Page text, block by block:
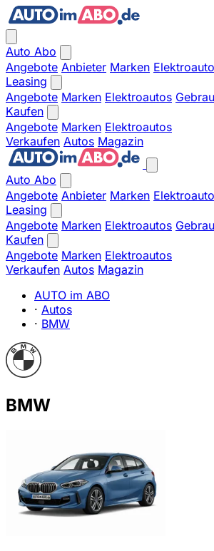
Auto Abo
Angebote Anbieter Marken
Leasing
Angebote Marken Elektroautos
Kaufen
Angebote Marken Elektroautos
Verkaufen Autos Magazin
Auto Abo
Angebote Anbieter Marken
Leasing
Angebote Marken Elektroautos
Kaufen
Angebote Marken Elektroautos
Verkaufen Autos Magazin
AUTO im ABO
· Autos
· BMW
BMW